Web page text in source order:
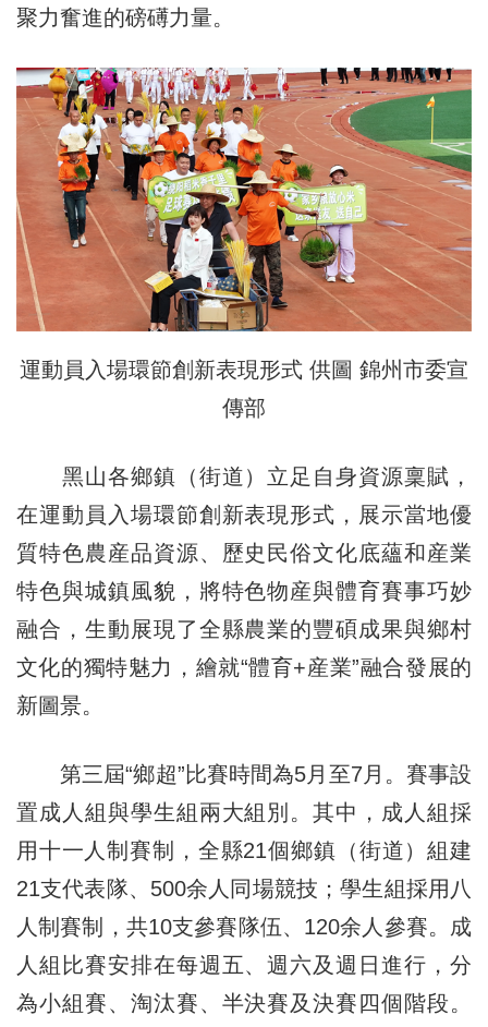
聚力奮進的磅礡力量。
運動員入場環節創新表現形式 供圖 錦州市委宣
傳部
黑山各鄉鎮（街道）立足自身資源稟賦，
在運動員入場環節創新表現形式，展示當地優
質特色農産品資源、歷史民俗文化底蘊和産業
特色與城鎮風貌，將特色物産與體育賽事巧妙
融合，生動展現了全縣農業的豐碩成果與鄉村
文化的獨特魅力，繪就“體育+産業”融合發展的
新圖景。
第三屆“鄉超”比賽時間為5月至7月。賽事設
置成人組與學生組兩大組別。其中，成人組採
用十一人制賽制，全縣21個鄉鎮（街道）組建
21支代表隊、500余人同場競技；學生組採用八
人制賽制，共10支參賽隊伍、120余人參賽。成
人組比賽安排在每週五、週六及週日進行，分
為小組賽、淘汰賽、半決賽及決賽四個階段。